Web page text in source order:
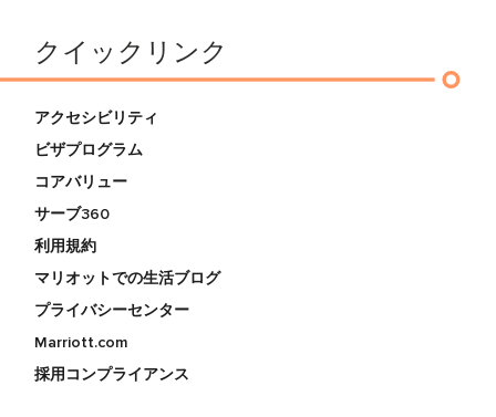
クイックリンク
アクセシビリティ
ビザプログラム
コアバリュー
サーブ360
利用規約
マリオットでの生活ブログ
プライバシーセンター
Marriott.com
採用コンプライアンス